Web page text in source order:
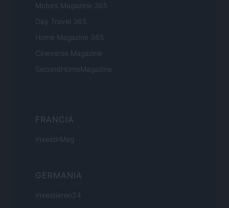
Motors Magazine 365
Day Travel 365
Home Magazine 365
Cineverse Magazine
SecondHomeMagazine
FRANCIA
InvestirMag
GERMANIA
Investieren24